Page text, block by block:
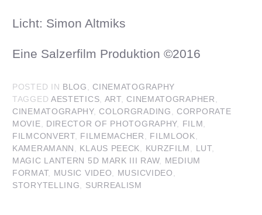
Licht: Simon Altmiks
Eine Salzerfilm Produktion ©2016
POSTED IN BLOG ,CINEMATOGRAPHY
TAGGED AESTETICS ART,CINEMATOGRAPHER
CINEMATOGRAPHY,COLORGRADING ,CORPORATE
MOVIE
DIRECTOR OF PHOTOGRAPHY, FILM
FILMCONVERT, FILMEMACHER FILMLOOK
KAMERAMANN
KLAUS PEECK KURZFILM LUT,
MAGIC LANTERN 5D MARK III RAW, MEDIUM
FORMAT, MUSIC VIDEO MUSICVIDEO
STORYTELLING
SURREALISM